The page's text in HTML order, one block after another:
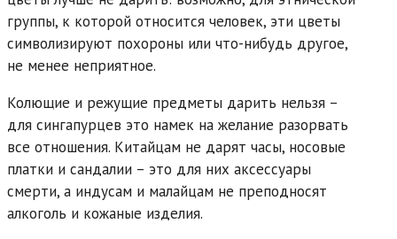
группы, к которой относится человек, эти цветы
символизируют похороны или что-нибудь другое,
не менее неприятное.
Колющие и режущие предметы дарить нельзя –
для сингапурцев это намек на желание разорвать
все отношения. Китайцам не дарят часы, носовые
платки и сандалии – это для них аксессуары
смерти, а индусам и малайцам не преподносят
алкоголь и кожаные изделия.